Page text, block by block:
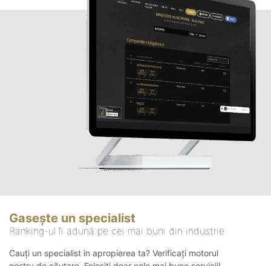
Gasește un specialist
Ranking-ul îi adună pe cei mai buni din industrie
Cauți un specialist in apropierea ta? Verificați motorul